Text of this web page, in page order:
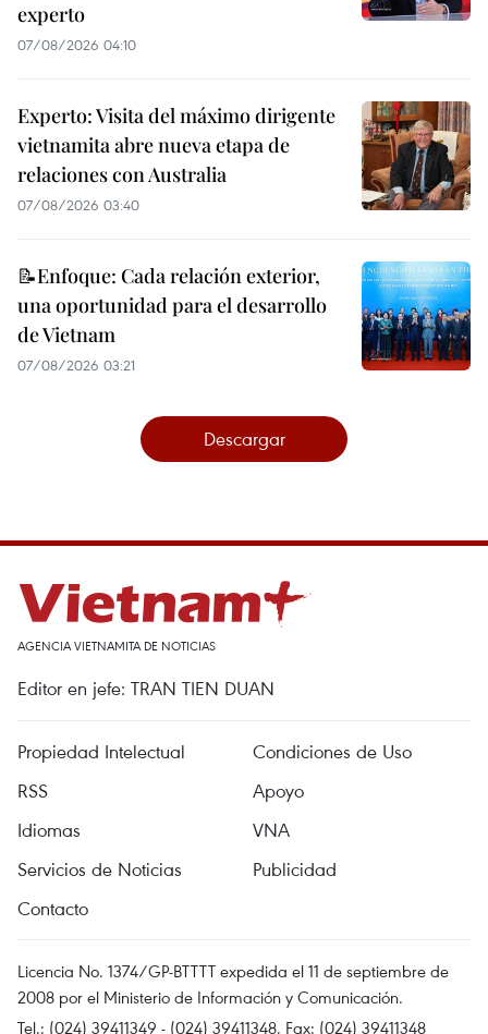
experto
07/08/2026 04:10
Experto: Visita del máximo dirigente
vietnamita abre nueva etapa de
relaciones con Australia
07/08/2026 03:40
📝Enfoque: Cada relación exterior,
una oportunidad para el desarrollo
de Vietnam
07/08/2026 03:21
Descargar
AGENCIA VIETNAMITA DE NOTICIAS
Editor en jefe: TRAN TIEN DUAN
Propiedad Intelectual
Condiciones de Uso
RSS
Apoyo
Idiomas
VNA
Servicios de Noticias
Publicidad
Contacto
Licencia No. 1374/GP-BTTTT expedida el 11 de septiembre de
2008 por el Ministerio de Información y Comunicación.
Tel.: (024) 39411349 - (024) 39411348, Fax: (024) 39411348